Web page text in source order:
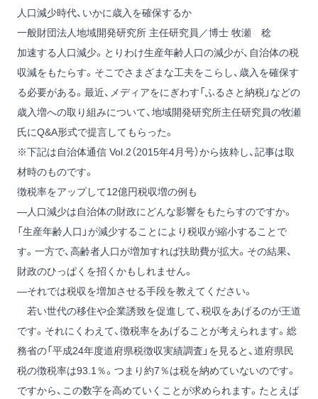
人口減少時代、いかに歳入を確保するか
一般財団法人地域開発研究所 主任研究員／博士 牧瀬 稔
加速する人口減少。とりわけ生産年齢人口の減少が、自治体の税
収減をもたらす。そこでさまざまな工夫をこらし、歳入を確保す
る必要がある。最近、メディアをにぎわす「ふるさと納税」などの
歳入増への取り組みについて、地域開発研究所主任研究員の牧瀬
氏にQ&A形式で提言してもらった。
※下記は自治体通信 Vol.2（2015年4月号）から抜粋し、記事は取
材時のものです。
徴税率をアップして12億円税収増の例も
―人口減少は自治体の財政にどんな影響をもたらすのですか。
「生産年齢人口」が減少することにより税収が縮小することで
す。一方で、高齢者人口が増加すれば扶助費が拡大。その結果、
財政のひっぱくを招くかもしれません。
―それでは税収を増加させる手段を教えてください。
若い世代の移住や企業誘致を促進して、税収をあげるのが王道
です。それにくわえて、徴税率をあげることが考えられます。総
務省の「平成24年度道府県税徴収実績調査」を見ると、道府県民
税の徴税率は93.1％。つまり約7％は税を納めていないのです。
ですから、この数字を高めていくことが求められます。たとえば